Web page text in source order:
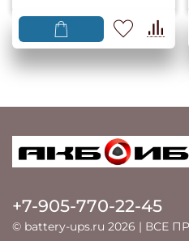
+7-905-770-22-45
© battery-ups.ru 2026 | ВСЕ